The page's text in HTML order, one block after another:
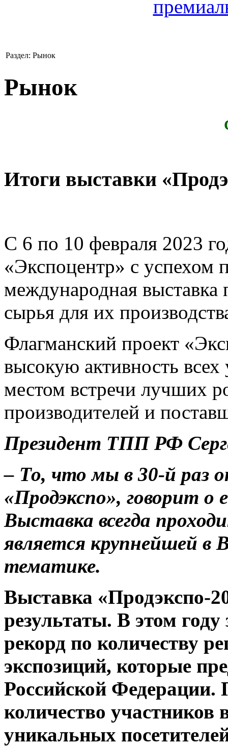
Раздел: Рынок
Рынок
Итоги выставки
С 6 по 10 февраля 2023
«Экспоцентр» с успехом
международная выставка
сырья для их
Флагманский проект
высокую активность всех
местом встречи лучших
производителей и
Президент ТПП РФ
– То, что мы в 30-й раз
«Продэкспо», говорит о
Выставка всегда
является крупнейшей в
тематике.
Выставка «Продэкспо-
результаты. В этом
рекорд по количеству
экспозиций, которые
Российской Федерации.
количество
уникальных